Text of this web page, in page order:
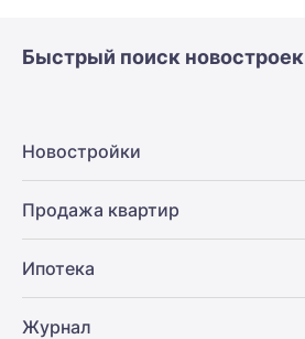
Быстрый поиск новостроек
Новостройки
Продажа квартир
Ипотека
Журнал